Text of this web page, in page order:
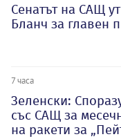
Сенатът на САЩ
Бланч за главен
7 часа
Зеленски:
със САЩ за
на ракети за